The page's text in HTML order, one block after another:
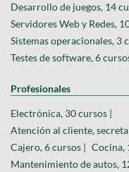
Desarrollo de juegos, 14
Servidores Web y Redes,
Sistemas operacionales, 3
Testes de software, 6
Profesionales
Electrónica, 30 cursos |
Atención al cliente,
Cajero, 6 cursos | Cocina,
Mantenimiento de autos,